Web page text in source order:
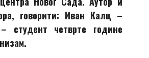
говорити: Иван Калц –
студент четврте године
.